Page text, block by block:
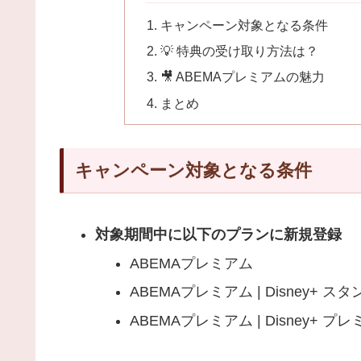
キャンペーン対象となる条件
💡 特典の受け取り方法は？
🎥 ABEMAプレミアムの魅力
まとめ
キャンペーン対象となる条件
対象期間中に以下のプランに新規登録
ABEMAプレミアム
ABEMAプレミアム | Disney+ スタ
ABEMAプレミアム | Disney+ プレ